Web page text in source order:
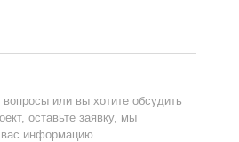
или вы хотите обсудить
оставьте заявку, мы
информацию